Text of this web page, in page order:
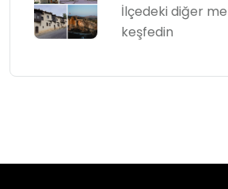
İlçedeki diğer
keşfedin